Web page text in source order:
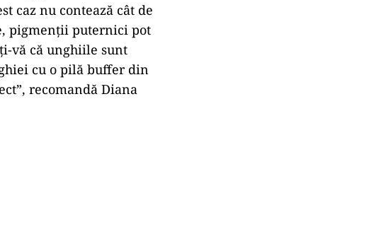
caz nu contează cât de
pigmenții puternici pot
vă că unghiile sunt
cu o pilă buffer din
recomandă Diana